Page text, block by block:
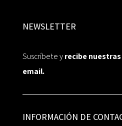
NEWSLETTER
Suscríbete yrecibe
email.
INFORMACIÓN DE